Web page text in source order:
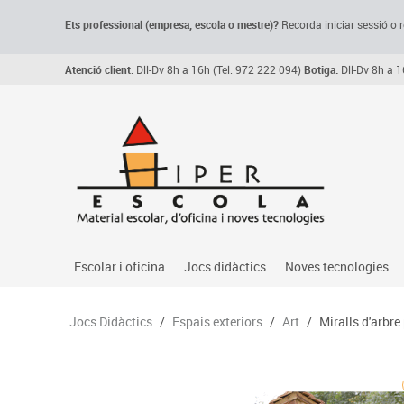
Ets professional (empresa, escolao mestre)? Recorda iniciar sessió o
Atenció client: Dll-Dv 8h a 16h (Tel. 972 222 094)Botiga: Dll-Dv 8h a
Escolar i oficina
Arxiu, carpetes i classificadors
Jocs didàctics
Primeres edats
Motricitat fina
Noves tecnologies
Audio
Connectivitat i
Jocs Didàctics / Espais exteriors / Art / Miralls d'arbre